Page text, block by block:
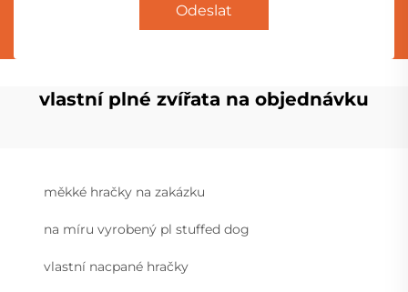
Odeslat
vlastní plné zvířata na objednávku
měkké hračky na zakázku
na míru vyrobený pl stuffed dog
vlastní nacpané hračky